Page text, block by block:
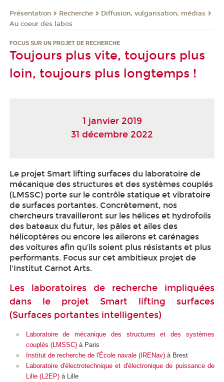
Présentation Recherche
Diffusion, vulgarisation, médias
Au coeur des labos
FOCUS SUR UN PROJET DE RECHERCHE
Toujours plus vite, toujours plus
loin, toujours plus longtemps !
1 janvier 2019
31 décembre 2022
Le projet Smart lifting surfaces du laboratoire de
mécanique des structures et des systèmes couplés
(LMSSC) porte sur le contrôle statique et vibratoire
de surfaces portantes. Concrètement, nos
chercheurs travailleront sur les hélices et hydrofoils
des bateaux du futur, les pâles et ailes des
hélicoptères ou encore les ailerons et carénages
des voitures afin qu’ils soient plus résistants et plus
performants. Focus sur cet ambitieux projet de
l'Institut Carnot Arts.
Les laboratoires de recherche impliquées
dans le projet Smart lifting surfaces
(Surfaces portantes intelligentes)
Laboratoire de mécanique des structures et des systèmes
couplés (LMSSC)à Paris
Institut de recherche de l'École navale (IRENav)à Brest
Laboratoire d'électrotechnique et d'électronique de puissance de
Lille (L2EP)à Lille